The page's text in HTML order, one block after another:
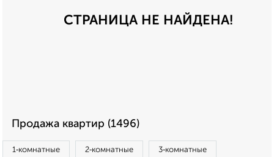
СТРАНИЦА НЕ НАЙДЕНА!
Продажа квартир (1496)
1‑комнатные 2‑комнатные 3‑комнатные